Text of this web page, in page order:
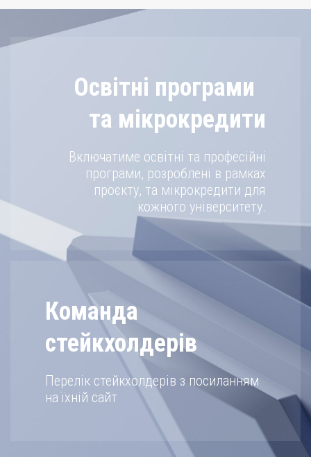
Освітні програми
та мікрокредити
Включатиме освітні та професійні
програми, розроблені в рамках
проєкту, та мікрокредити для
кожного університету.
Команда
стейкхолдерів
Перелік стейкхолдерів з посиланням
на їхній сайт